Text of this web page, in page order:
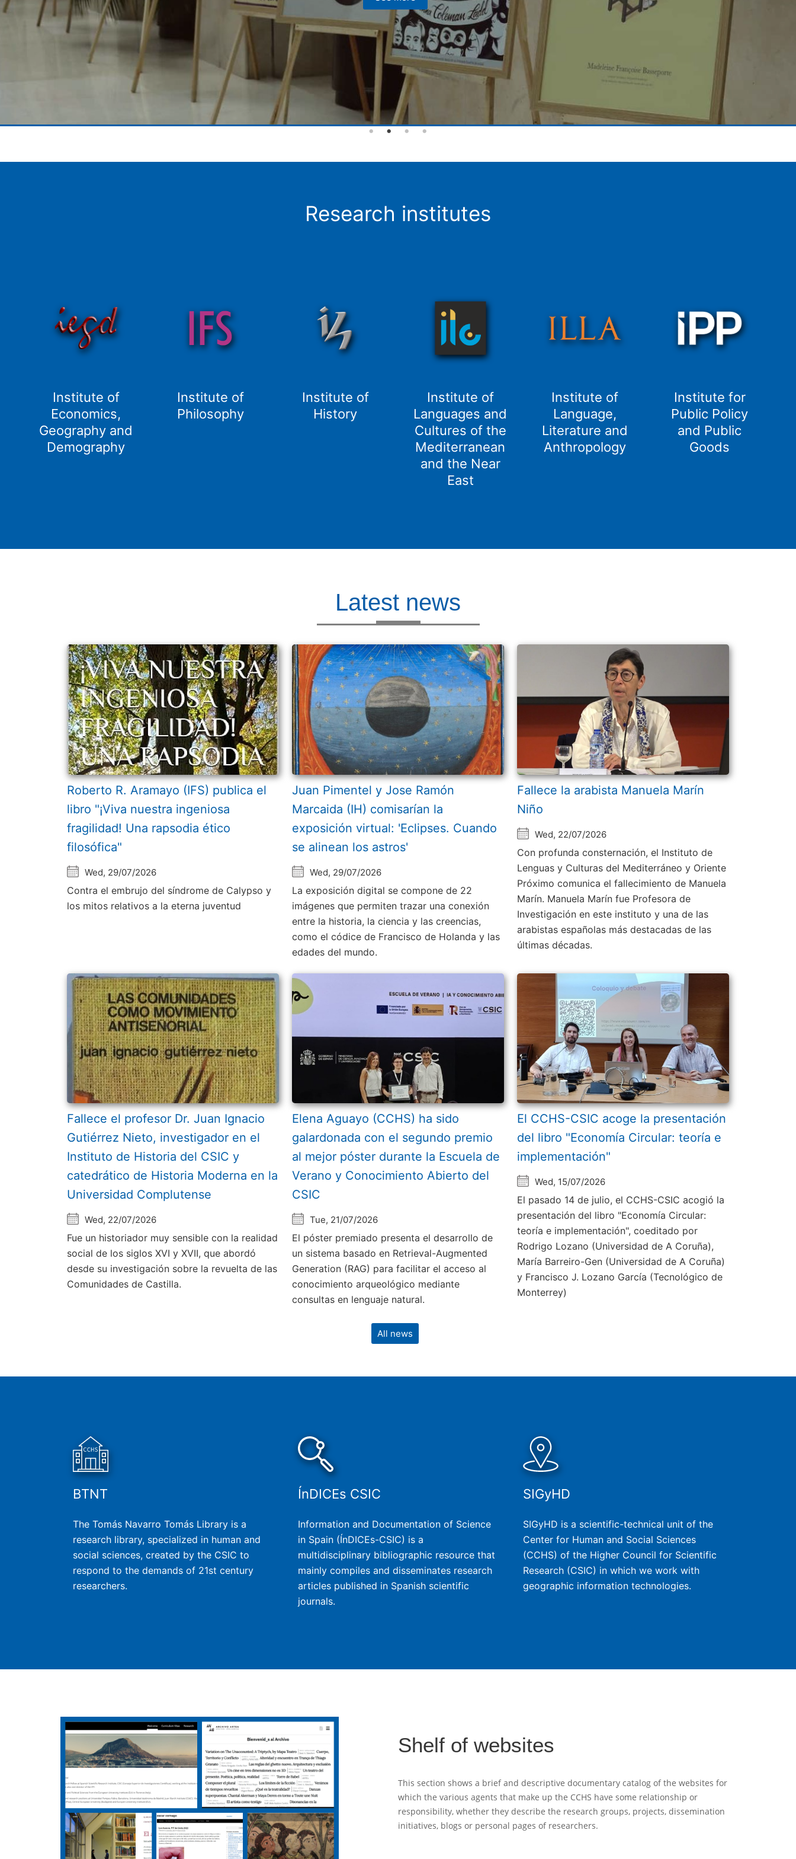
Research institutes
Institute of
Economics,
Geography and
Demography
Institute of
Philosophy
Institute of
History
Institute of
Languages and
Cultures of the
Mediterranean
and the Near
East
Institute of
Language,
Literature and
Anthropology
Institute for
Public Policy
and Public
Goods
Latest news
Roberto R. Aramayo (IFS) publica el
libro "¡Viva nuestra ingeniosa
fragilidad! Una rapsodia ético
filosófica"
Wed, 29/07/2026
Contra el embrujo del síndrome de Calypso y
los mitos relativos a la eterna juventud
Juan Pimentel y Jose Ramón
Marcaida (IH) comisarían la
exposición virtual: 'Eclipses. Cuando
se alinean los astros'
Wed, 29/07/2026
La exposición digital se compone de 22
imágenes que permiten trazar una conexión
entre la historia, la ciencia y las creencias,
como el códice de Francisco de Holanda y las
edades del mundo.
Fallece la arabista Manuela Marín
Niño
Wed, 22/07/2026
Con profunda consternación, el Instituto de
Lenguas y Culturas del Mediterráneo y Oriente
Próximo comunica el fallecimiento de Manuela
Marín. Manuela Marín fue Profesora de
Investigación en este instituto y una de las
arabistas españolas más destacadas de las
últimas décadas.
Fallece el profesor Dr. Juan Ignacio
Gutiérrez Nieto, investigador en el
Instituto de Historia del CSIC y
catedrático de Historia Moderna en la
Universidad Complutense
Wed, 22/07/2026
Fue un historiador muy sensible con la realidad
social de los siglos XVI y XVII, que abordó
desde su investigación sobre la revuelta de las
Comunidades de Castilla.
Elena Aguayo (CCHS) ha sido
galardonada con el segundo premio
al mejor póster durante la Escuela de
Verano y Conocimiento Abierto del
CSIC
Tue, 21/07/2026
El póster premiado presenta el desarrollo de
un sistema basado en Retrieval-Augmented
Generation (RAG) para facilitar el acceso al
conocimiento arqueológico mediante
consultas en lenguaje natural.
El CCHS-CSIC acoge la presentación
del libro "Economía Circular: teoría e
implementación"
Wed, 15/07/2026
El pasado 14 de julio, el CCHS-CSIC acogió la
presentación del libro "Economía Circular:
teoría e implementación", coeditado por
Rodrigo Lozano (Universidad de A Coruña),
María Barreiro-Gen (Universidad de A Coruña)
y Francisco J. Lozano García (Tecnológico de
Monterrey)
All news
BTNT
The Tomás Navarro Tomás Library is a
research library, specialized in human and
social sciences, created by the CSIC to
respond to the demands of 21st century
researchers.
ÍnDICEs CSIC
Information and Documentation of Science
in Spain (ÍnDICEs-CSIC) is a
multidisciplinary bibliographic resource that
mainly compiles and disseminates research
articles published in Spanish scientific
journals.
SIGyHD
SIGyHD is a scientific-technical unit of the
Center for Human and Social Sciences
(CCHS) of the Higher Council for Scientific
Research (CSIC) in which we work with
geographic information technologies.
Shelf of websites
This section shows a brief and descriptive documentary catalog of the websites for
which the various agents that make up the CCHS have some relationship or
responsibility, whether they describe the research groups, projects, dissemination
initiatives, blogs or personal pages of researchers.